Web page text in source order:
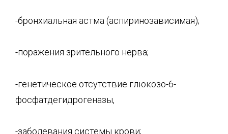
-бронхиальная астма (аспиринозависимая);
-поражения зрительного нерва;
-генетическое отсутствие глюкозо-6-
фосфатдегидрогеназы,
-заболевания системы крови;